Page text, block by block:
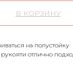
В КОРЗИНУ
на полустойку
отлично